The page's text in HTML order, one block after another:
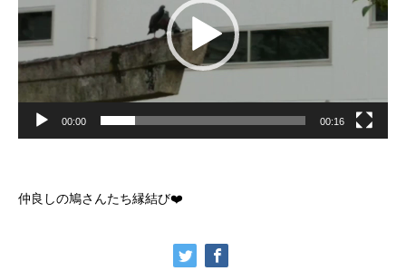
レ
ー
ヤ
00:00 00:16
仲良しの鳩さんたち縁結び❤️